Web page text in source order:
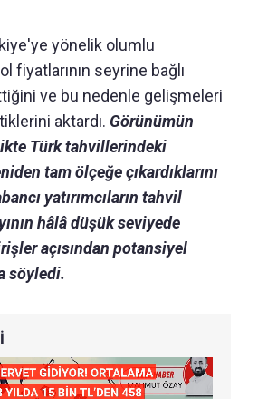
yönelik olumlu
fiyatlarının seyrine bağlı
ve bu nedenle gelişmeleri
aktardı. Görünümün
Türk tahvillerindeki
tam ölçeğe çıkardıklarını
yatırımcıların tahvil
hâlâ düşük seviyede
açısından potansiyel
söyledi.